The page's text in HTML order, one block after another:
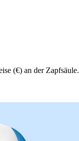
(€) an der Zapfsäule.